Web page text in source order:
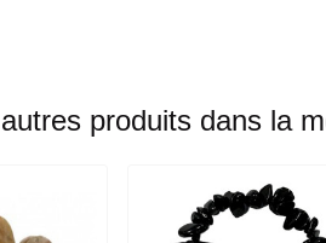
produits dans la